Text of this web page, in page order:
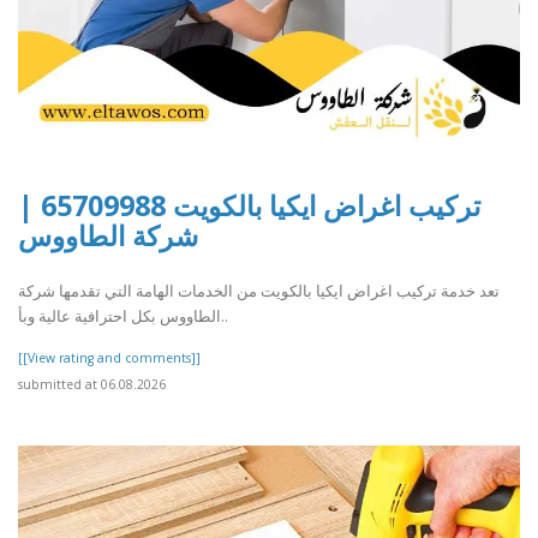
تركيب اغراض ايكيا بالكويت 65709988 |
شركة الطاووس
تعد خدمة تركيب اغراض ايكيا بالكويت من الخدمات الهامة التي تقدمها شركة
الطاووس بكل احترافية عالية وبأ..
[[View rating and comments]]
submitted at 06.08.2026